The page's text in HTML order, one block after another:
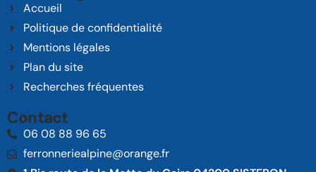
Accueil
Politique de confidentialité
Mentions légales
Plan du site
Recherches fréquentes
Contact
06 08 88 96 65
ferronneriealpine@orange.fr